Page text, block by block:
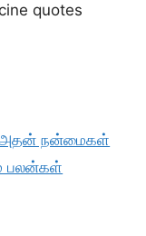
quotes
அதன் நன்மைகள்
பலன்கள்